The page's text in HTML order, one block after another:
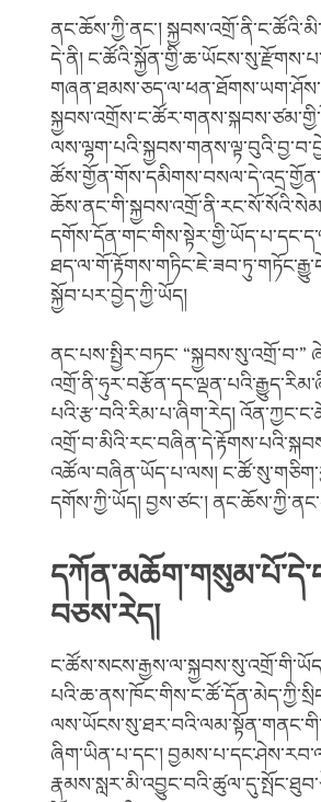
ནང་ཆོས་ཀྱི་ནང་།
དེ་ནི།
སྐྱོབ་པར་བྱེད་ཀྱི་ཡོད།
ནང་པས་སྤྱིར་བཏང་ “སྐྱབས་སུ་འགྲོ་བ་”
པའི་རྩ་བའི་རིམ་པ་ཞིག་རེད།
འཚོལ་བཞིན་ཡོད་པ་ལས།
དགོས་ཀྱི་ཡོད། བྱས་ཙང་།
བཅས་རེད།
ཞིག་ཡིན་པ་དང་།